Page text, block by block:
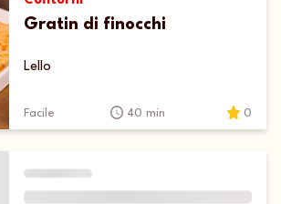
Gratin di finocchi
Lello
Facile 40 min 0